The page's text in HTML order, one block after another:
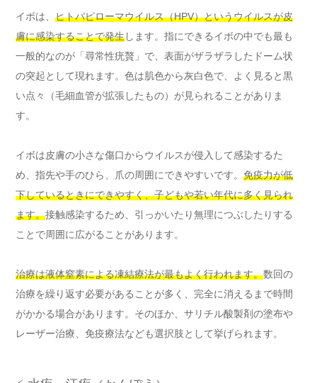
イボは、 ヒトパピローマウイルス（HPV）というウイルスが皮
膚に感染することで発生します。指にできるイボの中でも最も
一般的なのが「尋常性疣贅」で、表面がザラザラしたドーム状
の突起として現れます。色は肌色から灰白色で、よく見ると黒
い点々（毛細血管が拡張したもの）が見られることがありま
す。
イボは皮膚の小さな傷口からウイルスが侵入して感染するた
め、指先や手のひら、爪の周囲にできやすいです。 免疫力が低
下しているときにできやすく、子どもや若い年代に多く見られ
ます。接触感染するため、引っかいたり無理につぶしたりする
ことで周囲に広がることがあります。
治療は液体窒素による凍結療法が最もよく行われます。数回の
治療を繰り返す必要があることが多く、完全に消えるまで時間
がかかる場合があります。そのほか、サリチル酸製剤の塗布や
レーザー治療、免疫療法なども選択肢として挙げられます。